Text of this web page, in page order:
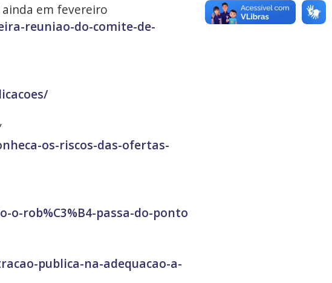
em fevereiro
reuniao-do-comite-de-
os-riscos-das-ofertas-
rob%C3%B4-passa-do-ponto
publica-na-adequacao-a-